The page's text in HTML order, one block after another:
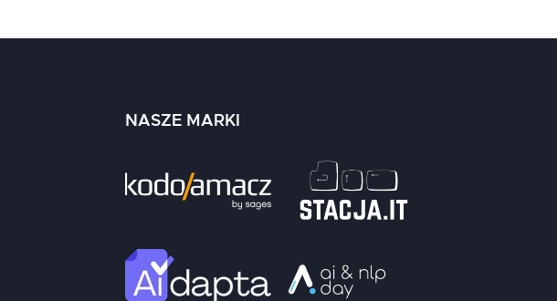
NASZE MARKI